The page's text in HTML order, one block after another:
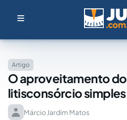
Artigo
O aproveitamento
litisconsórcio simples
Márcio Jardim Matos